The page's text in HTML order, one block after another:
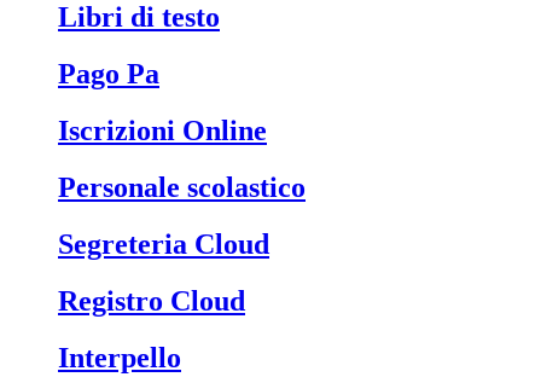
Libri di testo
Pago Pa
Iscrizioni Online
Personale scolastico
Segreteria Cloud
Registro Cloud
Interpello